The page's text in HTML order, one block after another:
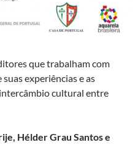
que trabalham com
experiências e as
cultural entre
Hélder Grau Santos e